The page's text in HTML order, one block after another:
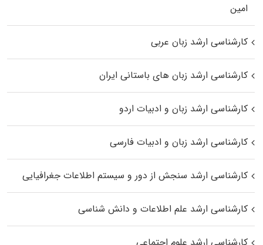
اﻣﻴﻦ
کارشناسی ارشد زبان عربی
کارشناسی ارشد زبان‌ های باستانی ایران
کارشناسی ارشد زبان و ادبیات اردو
کارشناسی ارشد زبان و ادبیات فارسی
کارشناسی ارشد سنجش از دور و سیستم اطلاعات جغرافیایی
کارشناسی ارشد علم اطلاعات و دانش شناسی